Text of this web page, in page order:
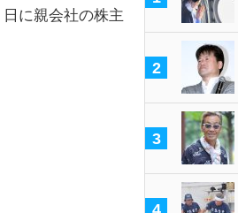
に親会社の株主
2
3
4